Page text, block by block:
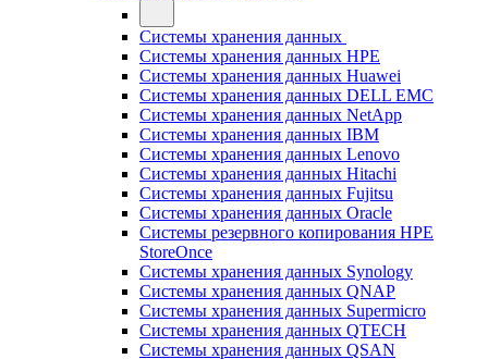
Системы хранения данных
Системы хранения данных HPE
Системы хранения данных Huawei
Системы хранения данных DELL EMC
Cистемы хранения данных NetApp
Системы хранения данных IBM
Системы хранения данных Lenovo
Системы хранения данных Hitachi
Системы хранения данных Fujitsu
Системы хранения данных Oracle
Системы резервного копирования HPE
StoreOnce
Системы хранения данных Synology
Системы хранения данных QNAP
Системы хранения данных Supermicro
Системы хранения данных QTECH
Системы хранения данных QSAN